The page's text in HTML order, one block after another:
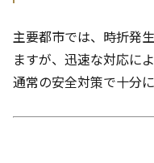
主要都市では、時折発
ますが、迅速な対応に
通常の安全対策で十分